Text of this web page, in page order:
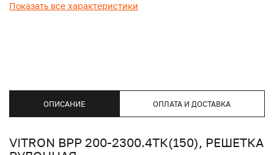
Показать все характеристики
ОПИСАНИЕ ОПЛАТА И ДОСТАВКА
VITRON ВРР 200-2300.4ТК(150), РЕШЕТКА